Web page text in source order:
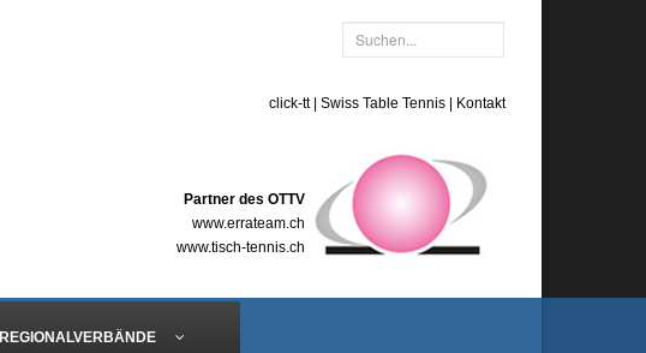
click-tt| Swiss Table Tennis Kontakt
Partner des OTTV
www.errateam.ch
www.tisch-tennis.ch
REGIONALVERBÄNDE